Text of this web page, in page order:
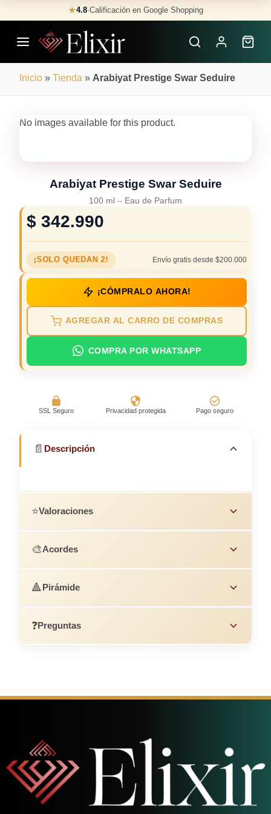
to
content
★4.8·Calificación en Google Shopping
Inicio » Tienda » Arabiyat Prestige Swar Seduire
No images available for this product.
Arabiyat Prestige Swar Seduire
100 ml – Eau de Parfum
$ 342.990
¡SOLO QUEDAN 2! Envío gratis desde $200.000
¡CÓMPRALO AHORA!
AGREGAR AL CARRO DE COMPRAS
COMPRA POR WHATSAPP
SSL Seguro Privacidad protegida Pago seguro
📄 Descripción
⭐Valoraciones
🎨Acordes
🔺Pirámide
❓Preguntas